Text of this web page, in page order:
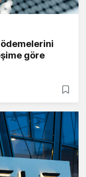
ödemelerini
göre